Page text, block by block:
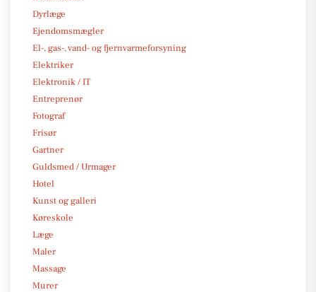
Dyrlæge
Ejendomsmægler
El-, gas-, vand- og fjernvarmeforsyning
Elektriker
Elektronik / IT
Entreprenør
Fotograf
Frisør
Gartner
Guldsmed / Urmager
Hotel
Kunst og galleri
Køreskole
Læge
Maler
Massage
Murer